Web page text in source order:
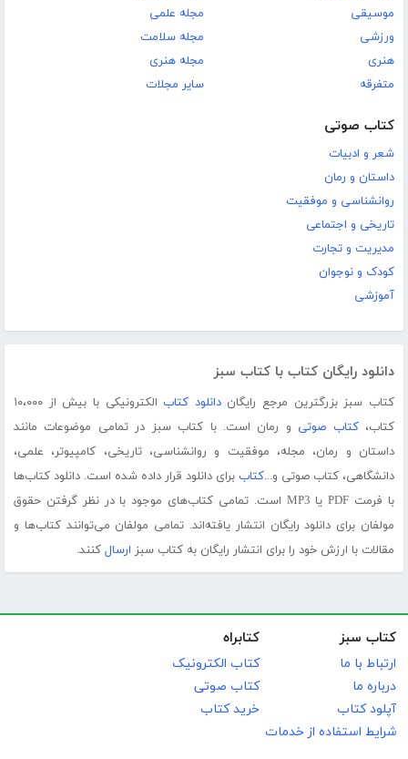
موسیقی
ورزشی
هنری
متفرقه
مجله علمی
مجله سلامت
مجله هنری
سایر مجلات
کتاب صوتی
شعر و ادبیات
داستان و رمان
روانشناسی و موفقیت
تاریخی و اجتماعی
مدیریت و تجارت
کودک و نوجوان
آموزشی
دانلود رایگان کتاب با کتاب سبز
کتاب سبز بزرگترین مرجع رایگاندانلود کتاب
الکترونیکی با بیش از ۱۰،۰۰۰
کتاب،کتاب صوتی و رمان است. با کتاب سبز در تمامی موضوعات مانند
داستان و رمان، مجله، موفقیت و روانشناسی، تاریخی، کامپیوتر، علمی،
دانشگاهی، کتاب صوتی و...کتاب برای دانلود قرار داده شده است. دانلود کتاب‌ها
با فرمت PDF یا MP3 است. تمامی کتاب‌های موجود با در نظر گرفتن حقوق
مولفان برای دانلود رایگان انتشار یافته‌اند. تمامی مولفان می‌توانند کتاب‌ها و
مقالات با ارزش خود را برای انتشار رایگان به کتاب سبز ارسال کنند.
کتاب سبز
ارتباط با ما
درباره ما
آپلود کتاب
شرایط استفاده از خدمات
کتابراه
کتاب الکترونیک
کتاب صوتی
خرید کتاب